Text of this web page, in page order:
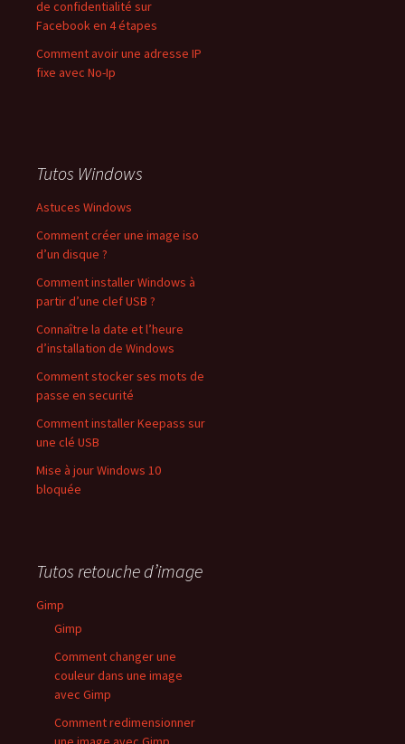
de confidentialité sur
Facebook en 4 étapes
Comment avoir une adresse IP
fixe avec No-Ip
Tutos Windows
Astuces Windows
Comment créer une image iso
d’un disque ?
Comment installer Windows à
partir d’une clef USB ?
Connaître la date et l’heure
d’installation de Windows
Comment stocker ses mots de
passe en securité
Comment installer Keepass sur
une clé USB
Mise à jour Windows 10
bloquée
Tutos retouche d’image
Gimp
Gimp
Comment changer une
couleur dans une image
avec Gimp
Comment redimensionner